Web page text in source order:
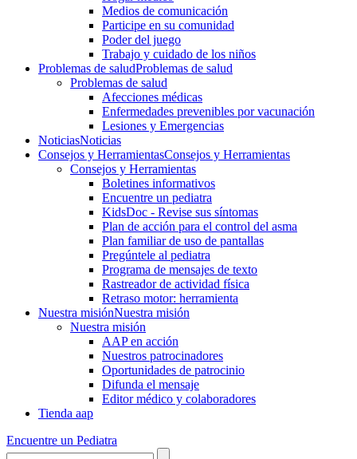
Medios de comunicación
Participe en su comunidad
Poder del juego
Trabajo y cuidado de los niños
Problemas de saludProblemas de salud
Problemas de salud
Afecciones médicas
Enfermedades prevenibles por vacunación
Lesiones y Emergencias
NoticiasNoticias
Consejos y HerramientasConsejos y Herramientas
Consejos y Herramientas
Boletines informativos
Encuentre un pediatra
KidsDoc - Revise sus síntomas
Plan de acción para el control del asma
Plan familiar de uso de pantallas
Pregúntele al pediatra
Programa de mensajes de texto
Rastre​​ador de activida​d física
Retraso motor: herramienta
Nuestra misiónNuestra misión
Nuestra misión
AAP en acción
Nuestros patrocinadores
Oportunidades de patrocinio
Difunda el mensaje
Editor médico y colaboradores
Tienda aap
Encuentre un Pediatra